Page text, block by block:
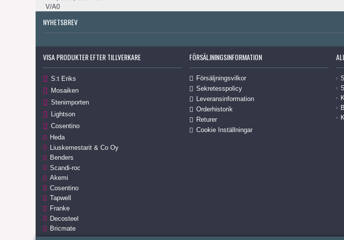
V/A0
NYHETSBREV
VISA PRODUKTER EFTER TILLVERKARE
S:t Eriks
Mosaiken
Stenimporten
Lightson
Cosentino
Heda
Liuskemestarit & Co Oy
Benders
Scandi-roc
Akemi
Cosentino
Tapwell
Franke
Decosteel
Bricmate
FÖRSÄLJNINGSINFORMATION
Försäljningsvilkor
Sekretesspolicy
Leveransinformation
Orderhistorik
Returer
Cookie Inställningar